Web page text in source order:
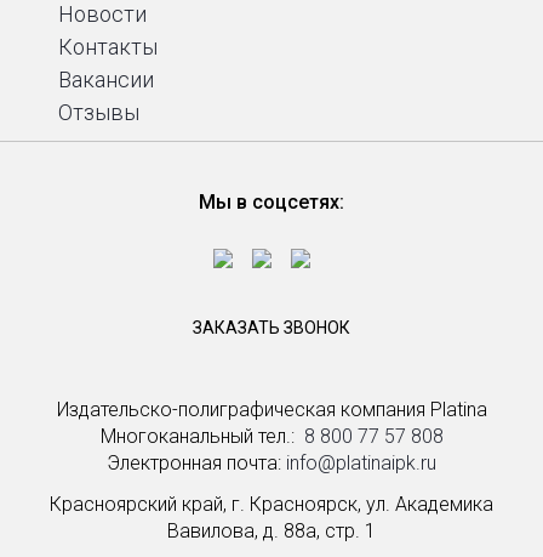
Издательско-полиграфическая компания Platina
Многоканальный тел.: ­ 8 800 77 57 808
Электронная почта: info@platinaipk.ru
Красноярский край, г. Красноярск, ул. Академика
Вавилова, д. 88а, стр. 1
Новости
Контакты
Вакансии
Отзывы
Мы в соцсетях:
ЗАКАЗАТЬ ЗВОНОК